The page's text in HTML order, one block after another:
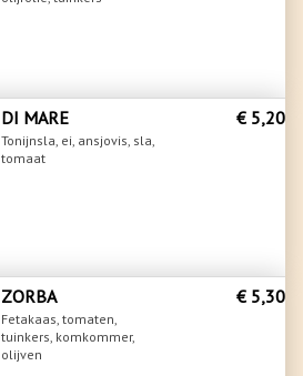
DI MARE
Tonijnsla, ei, ansjovis, sla,
tomaat
€ 5,20
ZORBA
Fetakaas, tomaten,
tuinkers, komkommer,
olijven
€ 5,30